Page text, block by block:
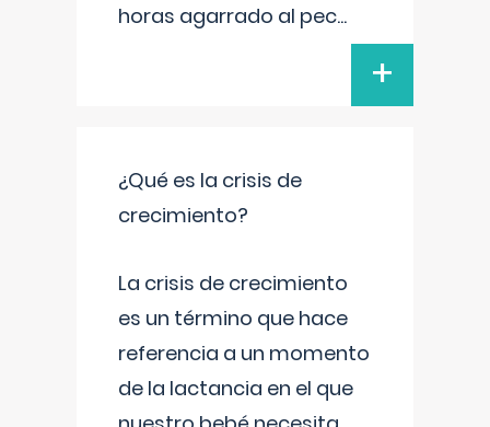
horas agarrado al pec...
+
¿Qué es la crisis de
crecimiento?
La crisis de crecimiento
es un término que hace
referencia a un momento
de la lactancia en el que